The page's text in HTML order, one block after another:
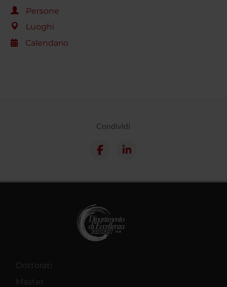
Persone
Luoghi
Calendario
Condividi
Dottorati
Master